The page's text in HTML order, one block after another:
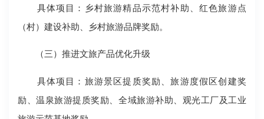
具体项目：乡村旅游精品示范村补助、红色旅游点
（村）建设补助、乡村旅游品牌奖励。
（三）推进文旅产品优化升级
具体项目：旅游景区提质奖励、旅游度假区创建奖
励、温泉旅游提质奖励、全域旅游补助、观光工厂及工业